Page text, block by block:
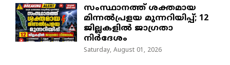
സംസ്ഥാനത്ത് ശക്തമായ
മിന്നൽപ്രളയ മുന്നറിയിപ്പ്; 12
ജില്ലകളിൽ ജാഗ്രതാ
നിർദേശം
Saturday, August 01, 2026